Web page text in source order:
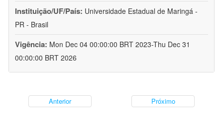
Instituição/UF/País: Universidade Estadual de Maringá -
PR - Brasil
Vigência: Mon Dec 04 00:00:00 BRT 2023-Thu Dec 31
00:00:00 BRT 2026
Anterior Próximo